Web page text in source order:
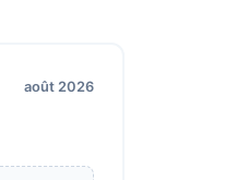
août 2026